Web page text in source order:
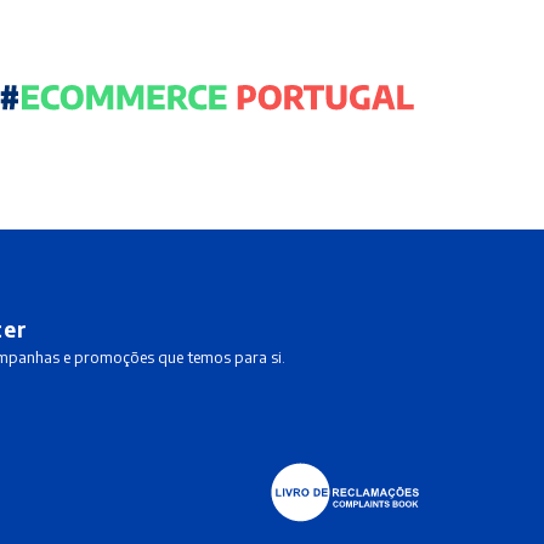
e promoções que temos para si.